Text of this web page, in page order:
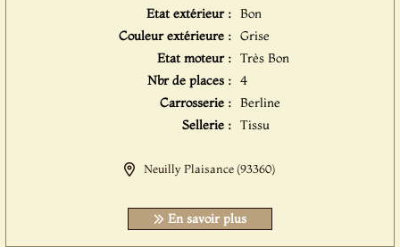
Etat extérieur : Bon
Couleur extérieure : Grise
Etat moteur : Très Bon
Nbr de places : 4
Carrosserie : Berline
Sellerie : Tissu
Neuilly Plaisance (93360)
En savoir plus